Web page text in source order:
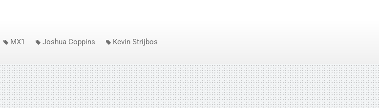
MX1 Joshua Coppins Kevin Strijbos